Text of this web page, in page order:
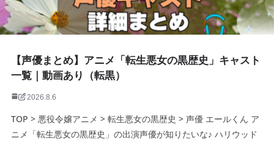
【声優まとめ】アニメ「転生悪女の黒歴史」キャスト
一覧｜動画あり（転黒）
2026.8.6
TOP > 悪役令嬢アニメ > 転生悪女の黒歴史 > 声優 エールくん ア
ニメ「転生悪女の黒歴史」の出演声優が知りたいな♪ ハリウッド